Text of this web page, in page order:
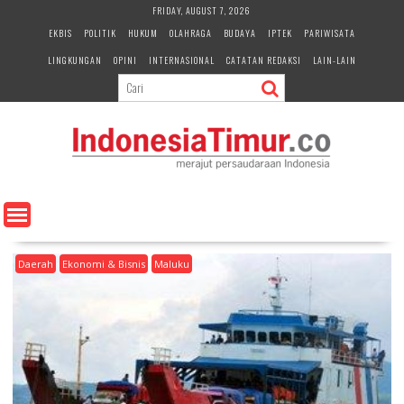
e
n
FRIDAY, AUGUST 7, 2026
EKBIS
POLITIK HUKUM OLAHRAGA BUDAYA IPTEK
PARIWISATA
LINGKUNGAN
OPINI INTERNASIONAL CATATAN REDAKSI LAIN-LAIN
Daerah Ekonomi & Bisnis Maluku